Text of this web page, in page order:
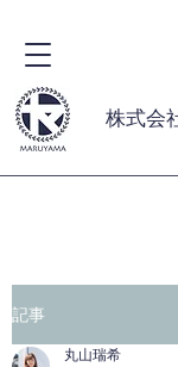
株式会
記事
丸山瑞希